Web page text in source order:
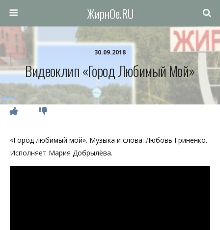
ЖирнОе.RU
30.09.2018
Видеоклип «Город Любимый Мой»
«Город любимый мой». Музыка и слова: Любовь Гриненко.
Исполняет Мария Добрылёва.